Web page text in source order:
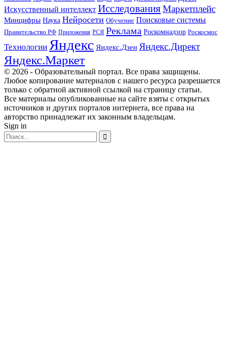
Искусственный интеллект ИсследованияМаркетплейс
Минцифры Наука Нейросети Обучение Поисковые системы
Правительство РФ Приложения РСЯ Реклама Роскомнадзор Роскосмос
Технологии Яндекс Яндекс.Дзен Яндекс.Директ
Яндекс.Маркет
© 2026 - Образовательный портал. Все права защищены.
Любое копирование материалов с нашего ресурса разрешается
только с обратной активной ссылкой на страницу статьи.
Все материалы опубликованные на сайте взяты с открытых
источников и других порталов интернета, все права на
авторство принадлежат их законным владельцам.
Sign in